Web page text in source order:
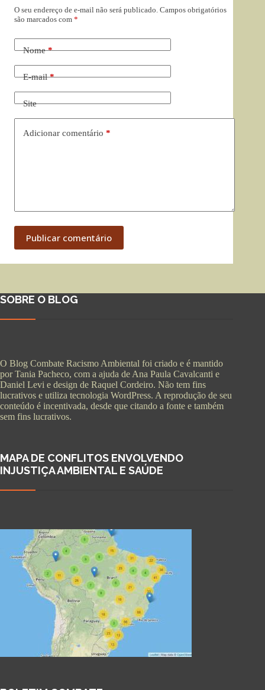
O seu endereço de e-mail não será publicado. Campos obrigatórios
são marcados com *
Nome*
E-mail*
Site
Adicionar comentário *
Publicar comentário
SOBRE O BLOG
O Blog Combate Racismo Ambiental foi criado e é mantido
por Tania Pacheco, com a ajuda de Ana Paula Cavalcanti e
Daniel Levi e design de Raquel Cordeiro. Não tem fins
lucrativos e utiliza tecnologia WordPress. A reprodução de seu
conteúdo é incentivada, desde que citando a fonte e também
sem fins lucrativos.
MAPA DE CONFLITOS ENVOLVENDO
INJUSTIÇA AMBIENTAL E SAÚDE